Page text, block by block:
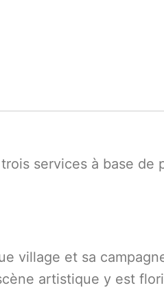
services à base
village et sa
artistique y est